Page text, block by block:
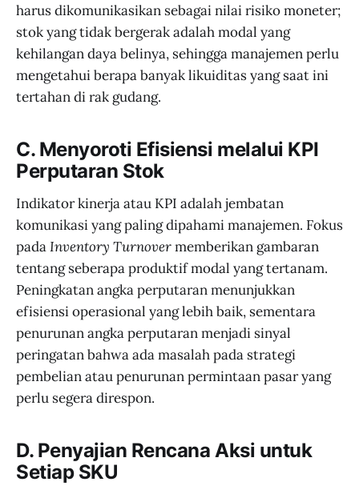
harus dikomunikasikan sebagai nilai risiko moneter;
stok yang tidak bergerak adalah modal yang
kehilangan daya belinya, sehingga manajemen perlu
mengetahui berapa banyak likuiditas yang saat ini
tertahan di rak gudang.
C. Menyoroti Efisiensi melalui KPI
Perputaran Stok
Indikator kinerja atau KPI adalah jembatan
komunikasi yang paling dipahami manajemen. Fokus
padaInventory Turnovermemberikan gambaran
tentang seberapa produktif modal yang tertanam.
Peningkatan angka perputaran menunjukkan
efisiensi operasional yang lebih baik, sementara
penurunan angka perputaran menjadi sinyal
peringatan bahwa ada masalah pada strategi
pembelian atau penurunan permintaan pasar yang
perlu segera direspon.
D. Penyajian Rencana Aksi untuk
Setiap SKU